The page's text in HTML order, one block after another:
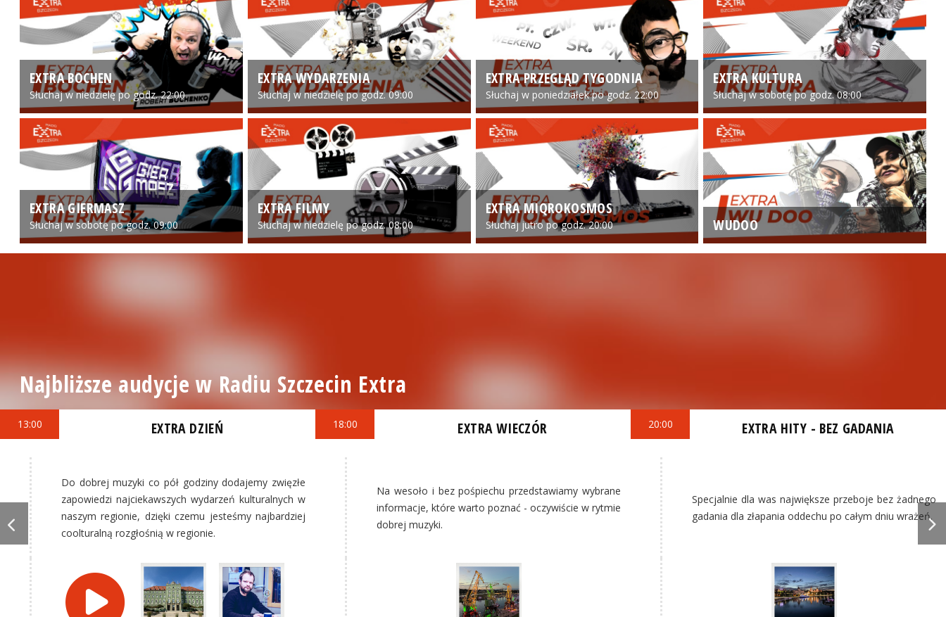
EXTRA BOCHEN
Słuchaj w niedzielę po godz. 22:00
EXTRA WYDARZENIA
Słuchaj w niedzielę po godz. 09:00
EXTRA PRZEGLĄD TYGODNIA
Słuchaj w poniedziałek po godz. 22:00
EXTRA KULTURA
Słuchaj w sobotę po godz. 08:00
EXTRA GIERMASZ
Słuchaj w sobotę po godz. 09:00
EXTRA FILMY
Słuchaj w niedzielę po godz. 08:00
EXTRA MIQROKOSMOS
Słuchaj jutro po godz. 20:00 WUDOO
Najbliższe audycje w Radiu Szczecin Extra
13:00 EXTRA DZIEŃ
Do dobrej muzyki co pół godziny dodajemy zwięzłe
zapowiedzi najciekawszych wydarzeń kulturalnych w
naszym regionie, dzięki czemu jesteśmy najbardziej
coolturalną rozgłośnią w regionie.
18:00 EXTRA WIECZÓR
Na wesoło i bez pośpiechu przedstawiamy wybrane
informacje, które warto poznać - oczywiście w rytmie
dobrej muzyki.
20:00 EXTRA HITY - BEZ GADANIA
Specjalnie dla was największe przeboje bez żadnego
gadania dla złapania oddechu po całym dniu wrażeń.